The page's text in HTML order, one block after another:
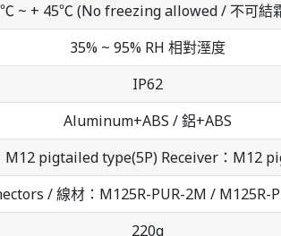
~ + 45℃ (No freezing allowed / 不可結
35% ~ 95% RH 相對溼度
IP62
Aluminum+ABS / 鋁+ABS
pigtailed type(5P) Receiver：M12
/ 線材：M125R-PUR-2M / M125R-
220g